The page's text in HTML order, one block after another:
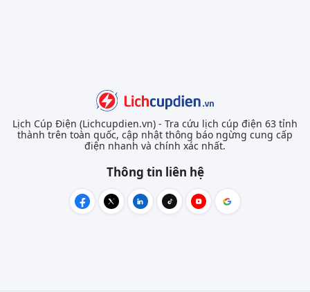
Lịch Cúp Điện (Lichcupdien.vn) - Tra cứu lịch cúp điện 63 tỉnh
thành trên toàn quốc, cập nhật thông báo ngừng cung cấp
điện nhanh và chính xác nhất.
Thông tin liên hệ